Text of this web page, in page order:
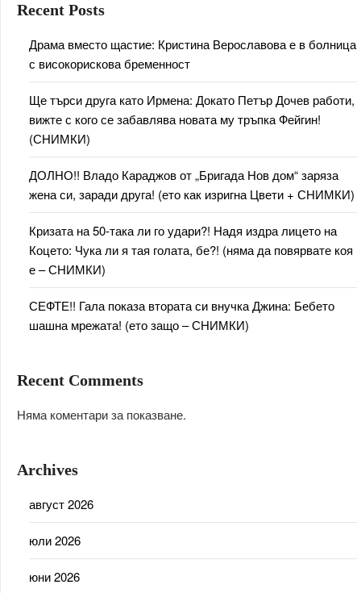
Recent Posts
Драма вместо щастие: Кристина Верославова е в болница
с високорискова бременност
Ще търси друга като Ирмена: Докато Петър Дочев работи,
вижте с кого се забавлява новата му тръпка Фейгин!
(СНИМКИ)
ДОЛНО!! Владо Караджов от „Бригада Нов дом“ заряза
жена си, заради друга! (ето как изригна Цвети + СНИМКИ)
Кризата на 50-така ли го удари?! Надя издра лицето на
Коцето: Чука ли я тая голата, бе?! (няма да повярвате коя
е – СНИМКИ)
СЕФТЕ!! Гала показа втората си внучка Джина: Бебето
шашна мрежата! (ето защо – СНИМКИ)
Recent Comments
Няма коментари за показване.
Archives
август 2026
юли 2026
юни 2026